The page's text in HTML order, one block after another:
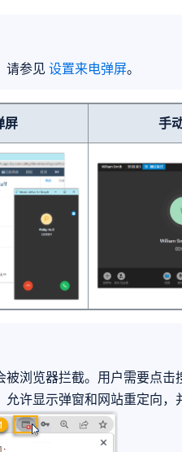
请参见 设置来电弹屏。
屏 手
被浏览器拦截。用户需要点击
允许显示弹窗和网站重定向，